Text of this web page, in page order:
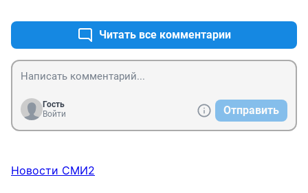
Читать все комментарии
Гость
Войти
Отправить
Новости СМИ2